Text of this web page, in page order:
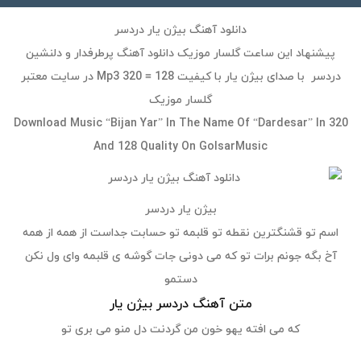
دانلود آهنگ بیژن یار دردسر
پیشنهاد این ساعت گلسار موزیک دانلود آهنگ پرطرفدار و دلنشین
دردسر با صدای بیژن یار با کیفیت Mp3 320 ≡ 128 در سایت معتبر
گلسار موزیک
Download Music “Bijan Yar” In The Name Of “Dardesar” In 320
And 128 Quality On GolsarMusic
بیژن یار دردسر
اسم تو قشنگترین نقطه تو قلبمه تو حسابت جداست از همه از همه
آخ بگه جونم برات تو که می دونی جات گوشه ی قلبمه وای ول نکن
دستمو
متن آهنگ دردسر بیژن یار
که می افته یهو خون من گردنت دل منو می بری تو